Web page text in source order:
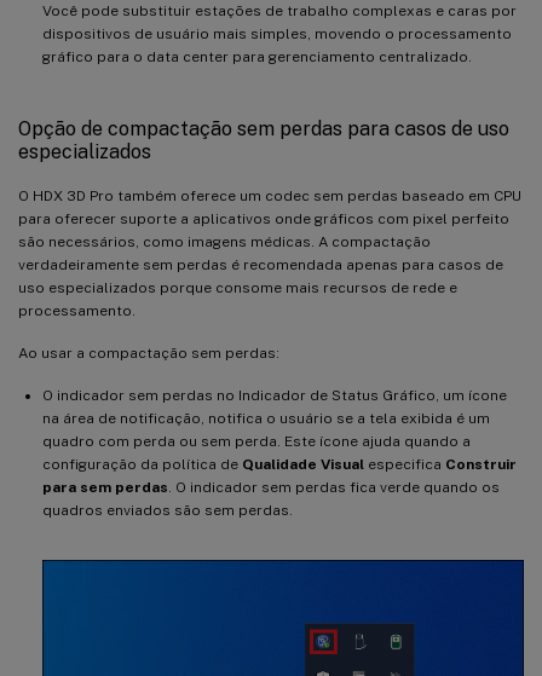
Você pode substituir estações de trabalho complexas e caras por
dispositivos de usuário mais simples, movendo o processamento
gráfico para o data center para gerenciamento centralizado.
Opção de compactação sem perdas para casos de uso
especializados
O HDX 3D Pro também oferece um codec sem perdas baseado em CPU
para oferecer suporte a aplicativos onde gráficos com pixel perfeito
são necessários, como imagens médicas. A compactação
verdadeiramente sem perdas é recomendada apenas para casos de
uso especializados porque consome mais recursos de rede e
processamento.
Ao usar a compactação sem perdas:
O indicador sem perdas no Indicador de Status Gráfico, um ícone
na área de notificação, notifica o usuário se a tela exibida é um
quadro com perda ou sem perda. Este ícone ajuda quando a
configuração da política de Qualidade Visual especifica Construir
para sem perdas . O indicador sem perdas fica verde quando os
quadros enviados são sem perdas.